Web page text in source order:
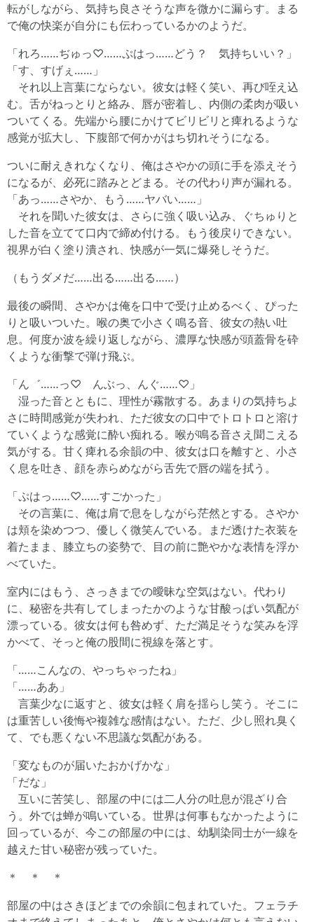
転がしながら、気持ち良さそうな声を微かに漏らす。まる
で俺の快楽が自分にも伝わっているかのようだ。
「れろ……ぢゅっ♡……ぷはっ……どう？ 気持ちいい？」
「す、すげぇ……」
それ以上言葉にならない。彼女は軽く笑い、再び咥え込
む。舌がねっとりと絡み、唇が密着し、内側の柔肉が吸い
ついてくる。先端から腰にかけてビリビリと痺れるような
感覚が拡大し、下腹部で何かがはち切れそうになる。
ついに耐えきれなくなり、俺はさやかの頭に手を添えそう
になるが、必死に踏みとどまる。その代わり声が漏れる。
「あっ……さやか、もう……ヤバい……」
それを聞いた彼女は、さらに強く吸い込み、ぐちゅりと
した音を立てて口内で締め付ける。もう後戻りできない。
視界が白く塗り潰され、快感が一気に爆発しそうだ。
（もうダメだ……出る……出る……）
最後の瞬間、さやかは俺を口中で受け止めるべく、ぴった
りと吸いついた。喉の奥で小さく鳴る音、彼女の熱い吐
息。何度か波を繰り返しながら、濃厚な快感が頭蓋骨を砕
くような衝撃で弾け飛ぶ。
「ん゛……っ♡ んぶっ、んぐ……♡」
湿った音とともに、理性が霧散する。あまりの気持ちよ
さに時間感覚が失われ、ただ彼女の口中でトロトロと溶け
ていくような感覚に酔い痴れる。喉が鳴る音さえ聞こえる
気がする。甘く痺れる余韻の中、彼女は口を離すと、小さ
く息を吐き、顔を赤らめながら舌先で唇の端を拭う。
「ぷはっ……♡……すごかった」
その言葉に、俺は肩で息をしながら茫然とする。さやか
は頬を染めつつ、優しく微笑んでいる。まだ透けた衣装を
着たまま、膝立ちの姿勢で、目の前に艶やかな表情を浮か
べていた。
室内にはもう、さっきまでの曖昧な空気はない。代わり
に、秘密を共有してしまったかのような甘酸っぱい気配が
漂っている。彼女は何も咎めず、ただ満足そうな笑みを浮
かべて、そっと俺の股間に視線を落とす。
「……こんなの、やっちゃったね」
「……ああ」
言葉少なに返すと、彼女は軽く肩を揺らし笑う。そこに
は重苦しい後悔や複雑な感情はない。ただ、少し照れ臭く
て、でも悪くない不思議な気配がある。
「変なものが届いたおかげかな」
「だな」
互いに苦笑し、部屋の中には二人分の吐息が混ざり合
う。外では蝉が鳴いている。世界は何事もなかったように
回っているが、今この部屋の中には、幼馴染同士が一線を
越えた甘い秘密が残っていた。
＊ ＊ ＊
部屋の中はさきほどまでの余韻に包まれていた。フェラチ